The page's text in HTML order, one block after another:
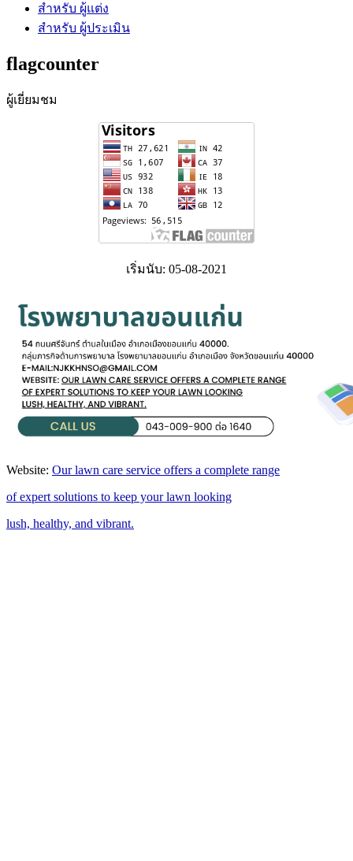
สำหรับ ผู้แต่ง
สำหรับ ผู้ประเมิน
flagcounter
ผู้เยี่ยมชม
เริ่มนับ: 05-08-2021
Website: Our lawn care service offers a complete range
of expert solutions to keep your lawn looking
lush, healthy, and vibrant.